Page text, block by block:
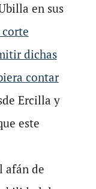
en sus
dichas
contar
Ercilla y
este
afán de